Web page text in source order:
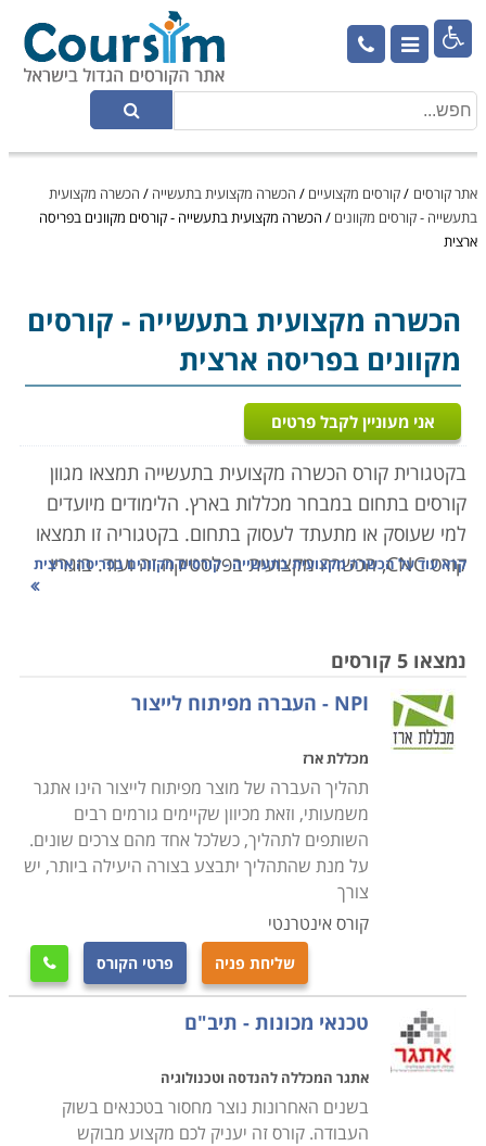

אתר קורסים /קורסים מקצועיים / הכשרה מקצועית בתעשייה / הכשרה מקצועית
בתעשייה - קורסים מקוונים / הכשרה מקצועית בתעשייה - קורסים מקוונים בפריסה
ארצית
הכשרה מקצועית בתעשייה - קורסים
מקוונים בפריסה ארצית
אני מעוניין לקבל פרטים
בקטגורית קורס הכשרה מקצועית בתעשייה תמצאו מגוון
קורסים בתחום במבחר מכללות בארץ. הלימודים מיועדים
למי שעוסק או מתעתד לעסוק בתחום. בקטגוריה זו תמצאו
קורס CNC, הכשרה מקצועית בפלסטיקה זה ועוד. בוגריו
המתאים, מלאו את הפרטים ונציג הקורס יצור אתכם קשר
בהקדם.
קרא עוד עלהכשרה מקצועית בתעשייה - קורסים מקוונים בפריסה ארצית
נמצאו 5 קורסים
NPI - העברה מפיתוח לייצור
מכללת ארז
תהליך העברה של מוצר מפיתוח לייצור הינו אתגר
משמעותי, וזאת מכיוון שקיימים גורמים רבים
השותפים לתהליך, כשלכל אחד מהם צרכים שונים.
על מנת שהתהליך יתבצע בצורה היעילה ביותר, יש
צורך
קורס אינטרנטי
שליחת פניה פרטי הקורס 
טכנאי מכונות - תיב"ם
אתגר המכללה להנדסה וטכנולוגיה
בשנים האחרונות נוצר מחסור בטכנאים בשוק
העבודה. קורס זה יעניק לכם מקצוע מבוקש